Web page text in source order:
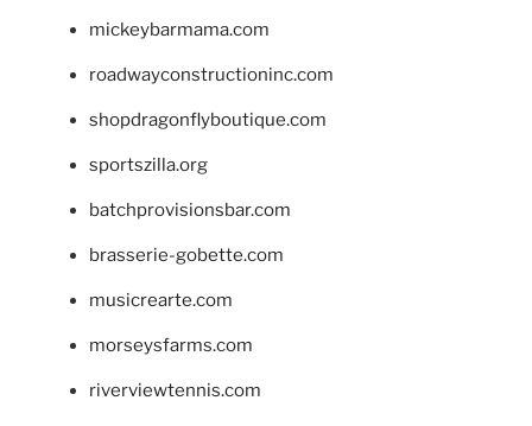
mickeybarmama.com
roadwayconstructioninc.com
shopdragonflyboutique.com
sportszilla.org
batchprovisionsbar.com
brasserie-gobette.com
musicrearte.com
morseysfarms.com
riverviewtennis.com